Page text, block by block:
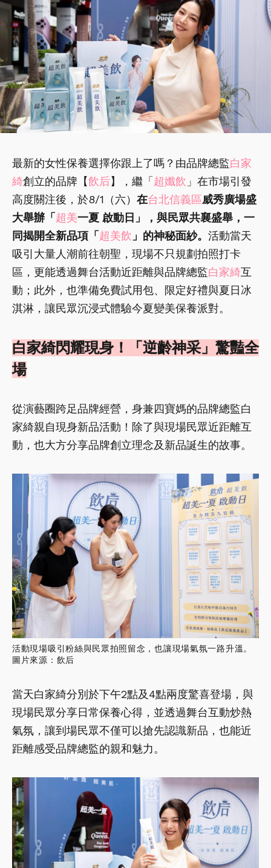
最新的女性保養選擇你跟上了嗎？由品牌總監白家
綺創立的品牌【飲后】，繼「 超孅飲 」在市場引發
高度關注後，於8/1（六） 在台北信義區威秀廣場盛
大舉辦「 超美一夏 啟動日」，與民眾共襄盛舉，一
同揭開全新品項「 超美飲 」的神秘面紗。 活動當天
吸引大量人潮前往朝聖，現場不只規劃拍照打卡
區，更能透過舞台活動近距離與品牌總監白家綺互
動；此外，也準備免費試用包、限定好禮與夏日冰
淇淋，讓民眾沉浸式體驗今夏變美保養派對。
白家綺閃耀現身！「逆齡神采」驚豔全
場
從演藝圈跨足品牌經營，身兼四寶媽的品牌總監白
家綺親自現身新品活動！除了與現場民眾近距離互
動，也大方分享品牌創立理念及新品誕生的故事。
活動現場吸引粉絲與民眾拍照留念，也讓現場氣氛一路升溫。
圖片來源：飲后
當天白家綺分別於下午2點及4點兩度驚喜登場，與
現場民眾分享日常保養心得，並透過舞台互動炒熱
氣氛，讓到場民眾不僅可以搶先認識新品，也能近
距離感受品牌總監的親和魅力。